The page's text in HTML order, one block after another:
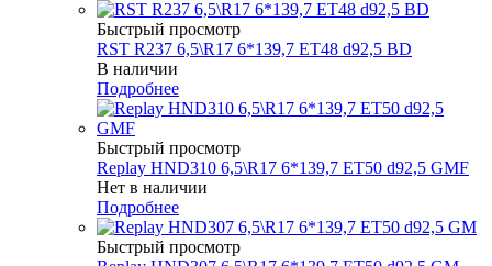
Быстрый просмотр
RST R237 6,5\R17 6*139,7 ET48 d92,5 BD
В наличии
Подробнее
Быстрый просмотр
Replay HND310 6,5\R17 6*139,7 ET50 d92,5 GMF
Нет в наличии
Подробнее
Быстрый просмотр